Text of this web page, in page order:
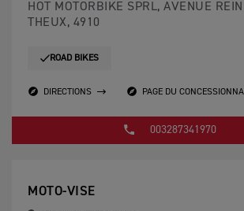
HOT MOTORBIKE SPRL, AVENUE
THEUX, 4910
ROAD BIKES
DIRECTIONS PAGE DU
003287341970
MOTO-VISE